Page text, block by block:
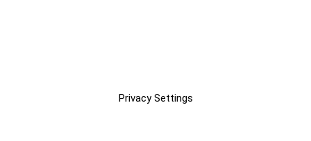
Privacy Settings